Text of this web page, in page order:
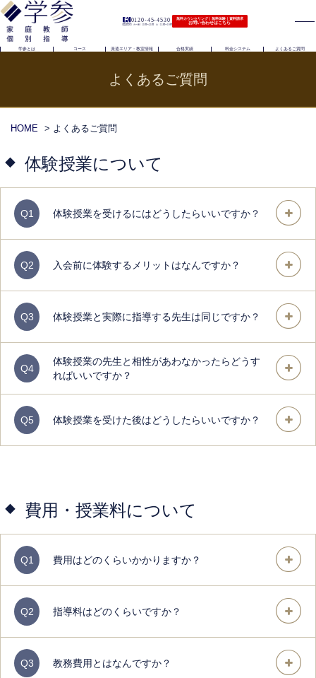
0120-45-4530
（電話受付）火〜金｜11時〜21時 土｜11時〜19時
無料カウンセリング｜無料体験｜資料請求
お問い合わせはこちら
学参とは コース 派遣エリア・教室情報 合格実績 料金システム よくあるご質問
よくあるご質問
HOME > よくあるご質問
体験授業について
Q1 体験授業を受けるにはどうしたらいいですか？
Q2 入会前に体験するメリットはなんですか？
Q3 体験授業と実際に指導する先生は同じですか？
Q4
体験授業の先生と相性があわなかったらどうす
ればいいですか？
Q5 体験授業を受けた後はどうしたらいいですか？
費用・授業料について
Q1 費用はどのくらいかかりますか？
Q2 指導料はどのくらいですか？
Q3 教務費用とはなんですか？